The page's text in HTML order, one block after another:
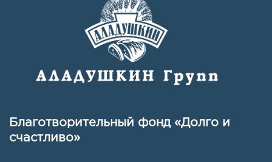
Благотворительный фонд «Долго и
счастливо»